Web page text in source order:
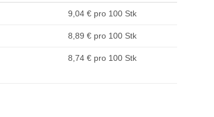
9,04 € pro 100 Stk
8,89 € pro 100 Stk
8,74 € pro 100 Stk